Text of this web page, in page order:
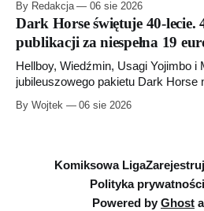
oraz „Dziewiąty Jedi: Dziecko
wojny: Wizje”. Wszystkie osiem
w Disney+.
By Redakcja 06 sie 2026
Dark Horse świętuje 40-lecie.
publikacji za niespełna 19
Hellboy, Wiedźmin, Usagi Yojimbo i
jubileuszowego pakietu Dark Horse
euro. Oferta kończy się 13 sierpnia.
By Wojtek 06 sie 2026
Komiksowa Liga
Polityka prywatności
Powered by Ghost